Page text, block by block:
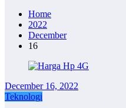
Home
2022
December
16
December 16, 2022
Teknologi